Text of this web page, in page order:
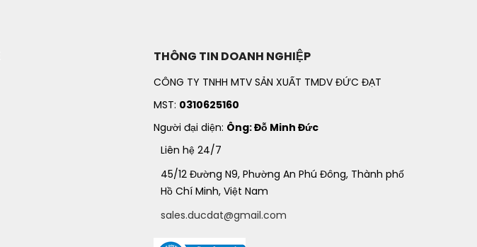
THÔNG TIN DOANH NGHIỆP
CÔNG TY TNHH MTV SẢN XUẤT TMDV ĐỨC ĐẠT
MST: 0310625160
Người đại diện: Ông: Đỗ Minh Đức
Liên hệ 24/7
45/12 Đường N9, Phường An Phú Đông, Thành phố
Hồ Chí Minh, Việt Nam
sales.ducdat@gmail.com